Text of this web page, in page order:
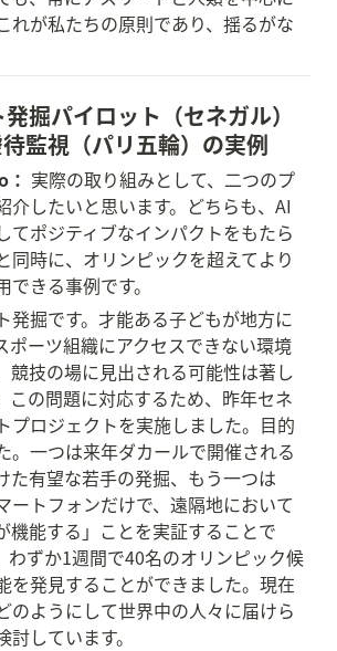
が私たちの原則であり、揺るがな
掘パイロット（セネガル）
監視（パリ五輪）の実例
実際の取り組みとして、二つのプ
介したいと思います。どちらも、AI
てポジティブなインパクトをもたら
同時に、オリンピックを超えてより
きる事例です。
発掘です。才能ある子どもが地方に
ポーツ組織にアクセスできない環境
競技の場に見出される可能性は著し
この問題に対応するため、昨年セネ
プロジェクトを実施しました。目的
。一つは来年ダカールで開催される
た有望な若手の発掘、もう一つは
ートフォンだけで、遠隔地において
機能する」ことを実証することで
わずか1週間で40名のオリンピック候
を発見することができました。現在
のようにして世界中の人々に届けら
しています。